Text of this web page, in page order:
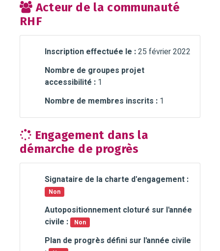
Acteur de la communauté
RHF
Inscription effectuée le :25 février 2022
Nombre de groupes projet
accessibilité : 1
Nombre de membres inscrits : 1
Engagement dans la
démarche de progrès
Signataire de la charte d'engagement :
Non
Autopositionnement cloturé sur l'année
civile :
Non
Plan de progrès défini sur l'année civile